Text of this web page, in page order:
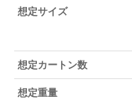
想定サイズ
想定カートン数
想定重量